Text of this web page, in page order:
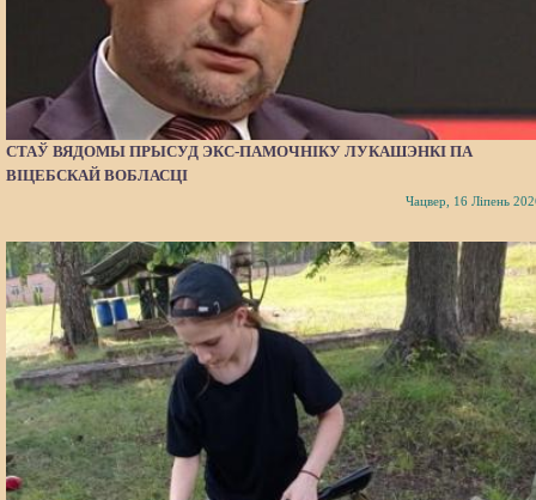
СТАЎ ВЯДОМЫ ПРЫСУД ЭКС-ПАМОЧНІКУ ЛУКАШЭНКІ ПА
ВІЦЕБСКАЙ ВОБЛАСЦІ
Чацвер, 16 Ліпень